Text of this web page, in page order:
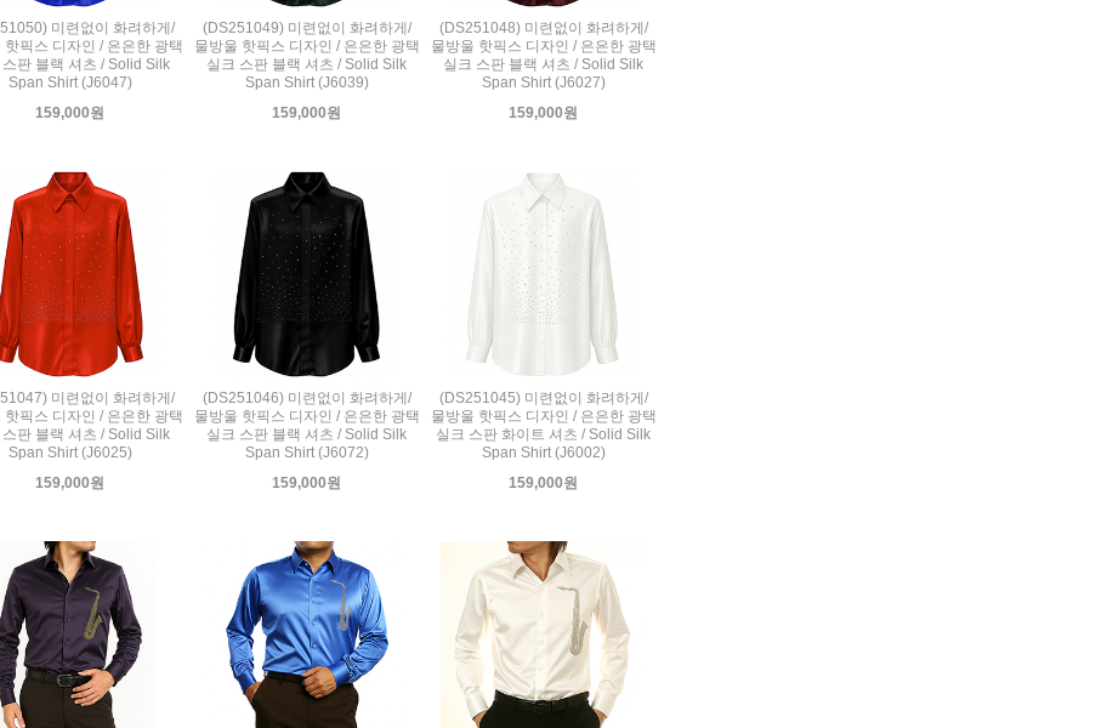
미련없이 화려하게/
핫픽스 디자인 / 은은한 광택
스판 블랙 셔츠 / Solid Silk
Span Shirt (J6047)
159,000원
(DS251049) 미련없이 화려하게/
물방울 핫픽스 디자인 / 은은한 광택
실크 스판 블랙 셔츠 / Solid Silk
Span Shirt (J6039)
159,000원
(DS251048) 미련없이 화려하게/
물방울 핫픽스 디자인 / 은은한 광택
실크 스판 블랙 셔츠 / Solid Silk
Span Shirt (J6027)
159,000원
미련없이 화려하게/
핫픽스 디자인 / 은은한 광택
스판 블랙 셔츠 / Solid Silk
Span Shirt (J6025)
159,000원
(DS251046) 미련없이 화려하게/
물방울 핫픽스 디자인 / 은은한 광택
실크 스판 블랙 셔츠 / Solid Silk
Span Shirt (J6072)
159,000원
(DS251045) 미련없이 화려하게/
물방울 핫픽스 디자인 / 은은한 광택
실크 스판 화이트 셔츠 / Solid Silk
Span Shirt (J6002)
159,000원